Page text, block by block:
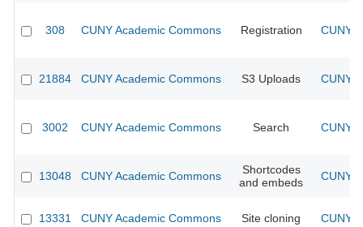
308 CUNY Academic Commons Registration CUNY
21884 CUNY Academic Commons S3 Uploads CUNY
3002 CUNY Academic Commons Search CUNY
13048 CUNY Academic Commons
Shortcodes
and embeds
CUNY
13331 CUNY Academic Commons Site cloning CUNY